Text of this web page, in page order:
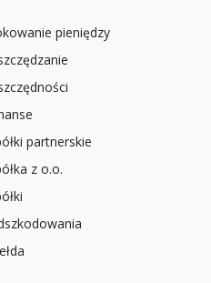
pieniędzy
partnerskie
z o.o.